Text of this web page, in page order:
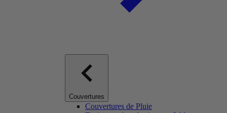
Couvertures
Couvertures de Pluie